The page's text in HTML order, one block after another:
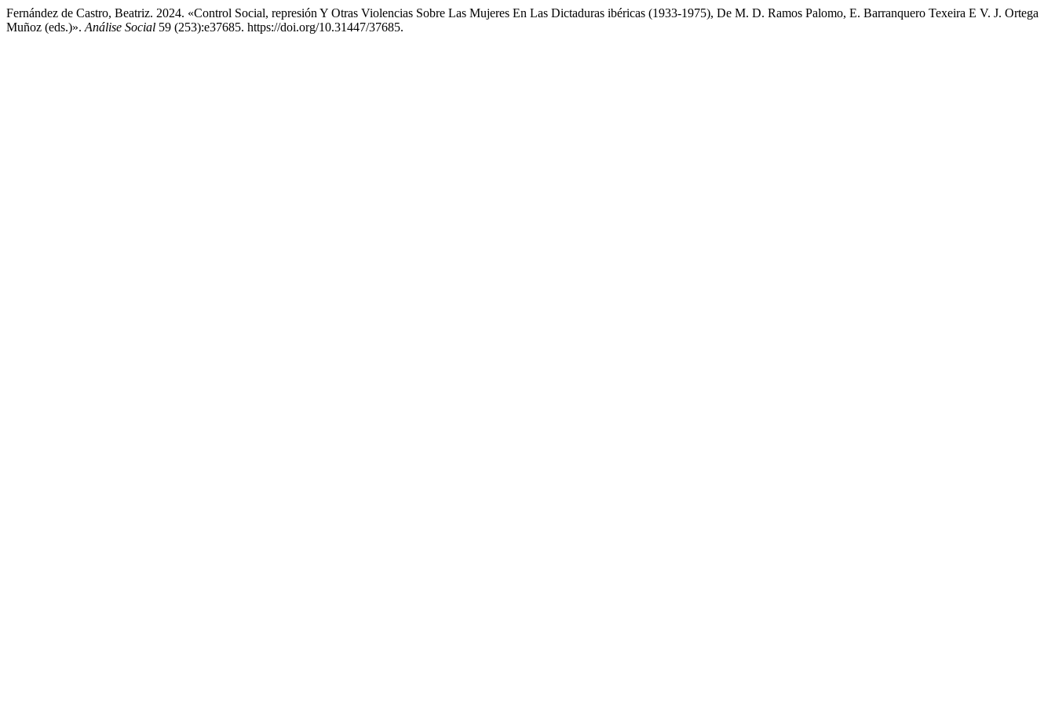
Fernández de Castro, Beatriz. 2024. «Control Social, represión Y Otras Violencias Sobre Las Mujeres En Las Dictaduras ibéricas (1933-1975), De M. D. Ramos Palomo, E. Barranquero Texeira E V. J. Ortega
Muñoz (eds.)». Análise Social 59 (253):e37685. https://doi.org/10.31447/37685.